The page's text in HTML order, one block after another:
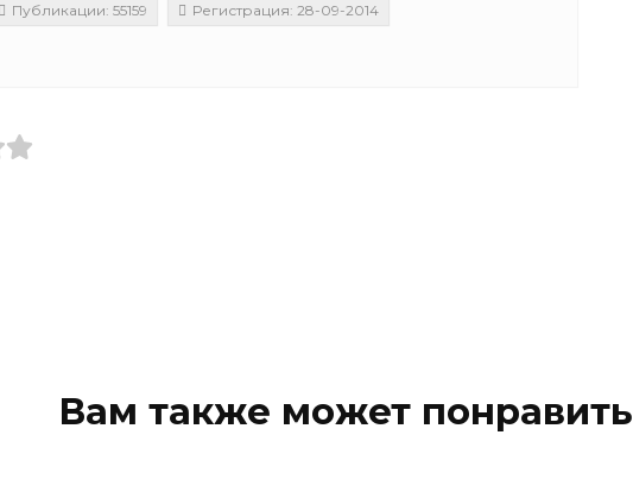
Публикации: 55159 Регистрация: 28-09-2014
Вам также может